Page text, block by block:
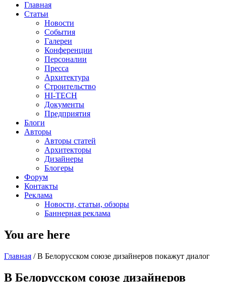
Главная
Статьи
Новости
События
Галереи
Конференции
Персоналии
Пресса
Архитектура
Строительство
HI-TECH
Документы
Предприятия
Блоги
Авторы
Авторы статей
Архитекторы
Дизайнеры
Блогеры
Форум
Контакты
Реклама
Новости, статьи, обзоры
Баннерная реклама
You are here
Главная / В Белорусском союзе дизайнеров покажут диалог
В Белорусском союзе дизайнеров